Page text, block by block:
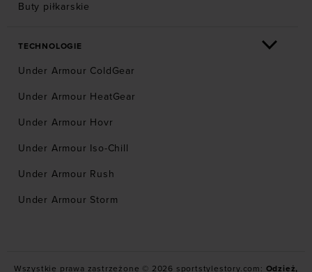
Buty piłkarskie
TECHNOLOGIE
Under Armour ColdGear
Under Armour HeatGear
Under Armour Hovr
Under Armour Iso-Chill
Under Armour Rush
Under Armour Storm
Wszystkie prawa zastrzeżone © 2026 sportstylestory.com: Odzież,